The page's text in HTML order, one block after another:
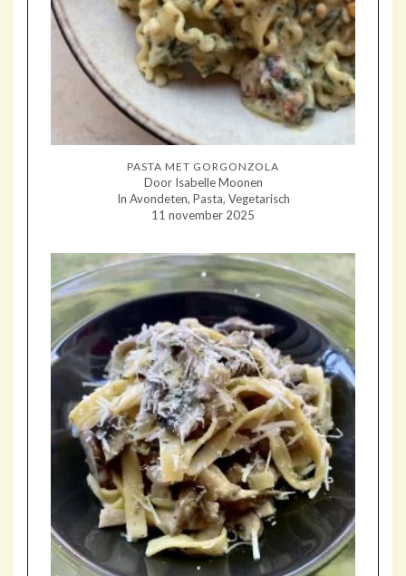
PASTA MET GORGONZOLA
Door Isabelle Moonen
In Avondeten, Pasta, Vegetarisch
11 november 2025